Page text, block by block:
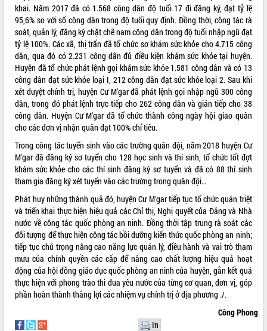
VIDEO
Không có file video nào để phát.
ALBUM ẢNH
LIÊN KẾT WEB
THỐNG KÊ TRUY CẬP
Hôm nay: 22562
Tất cả:
khai. Năm 2017 đã có 1.568 công dân độ tuổi 17 đi đăng ký, đạt tỷ lệ
95,6% so với số công dân trong độ tuổi quy định. Đồng thời, công tác rà
soát, quản lý, đăng ký chặt chẽ nam công dân trong độ tuổi nhập ngũ đạt
tỷ lệ 100%. Các xã, thị trấn đã tổ chức sơ khám sức khỏe cho 4.715 công
dân, qua đó có 2.231 công dân đủ điều kiện khám sức khỏe tại huyện.
Huyện đã tổ chức phát lệnh gọi khám sức khỏe 1.581 công dân và có 13
công dân đạt sức khỏe loại I, 212 công dân đạt sức khỏe loại 2. Sau khi
xét duyệt chính trị, huyện Cư M'gar đã phát lệnh gọi nhập ngũ 300 công
dân, trong đó phát lệnh trực tiếp cho 262 công dân và gián tiếp cho 38
công dân. Huyện Cư M'gar đã tổ chức thành công ngày hội giao quân
cho các đơn vị nhận quân đạt 100% chỉ tiêu.
Trong công tác tuyển sinh vào các trường quân đội, năm 2018 huyện Cư
M'gar đã đăng ký sơ tuyển cho 128 học sinh và thí sinh, tổ chức tốt đợt
khám sức khỏe cho các thí sinh đăng ký sơ tuyển và đã có 88 thí sinh
tham gia đăng ký xét tuyển vào các trường trong quân đội…
Phát huy những thành quả đó, huyện Cư M'gar tiếp tục tổ chức quán triệt
và triển khai thực hiện hiệu quả các Chỉ thị, Nghị quyết của Đảng và Nhà
nước về công tác quốc phòng an ninh. Đồng thời tập trung rà soát các
đối tượng để thực hiện công tác bồi dưỡng kiến thức quốc phòng an ninh;
tiếp tục chú trọng nâng cao năng lực quản lý, điều hành và vai trò tham
mưu của chính quyền các cấp để nâng cao chất lượng hiệu quả hoạt
động của hội đồng giáo dục quốc phòng an ninh của huyện, gắn kết quả
thực hiện với phong trào thi đua yêu nước của từng cơ quan, đơn vị, góp
phần hoàn thành thắng lợi các nhiệm vụ chính trị ở địa phương ./.
Công Phong
In